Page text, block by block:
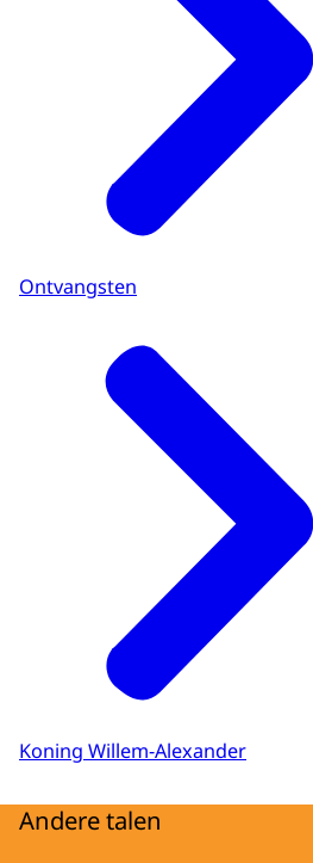
Ontvangsten
Koning Willem-Alexander
Andere talen